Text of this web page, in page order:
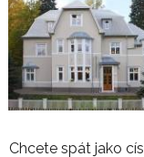
Chcete spát jako